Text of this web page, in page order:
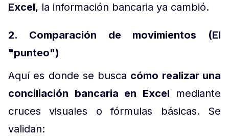
Excel, la información bancaria ya cambió.
2. Comparación de movimientos (El
"punteo")
Aquí es donde se busca cómo realizar una
conciliación bancaria en Excel mediante
cruces visuales o fórmulas básicas. Se
validan: